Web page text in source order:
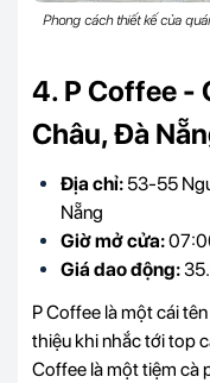
Phong cách thiết kế của
4. P Coffee -
Châu, Đà
Địa chỉ: 53-55
Nẵng
Giờ mở cửa:
Giá dao động:
P Coffee là một cái
thiệu khi nhắc tới top
Coffee là một tiệm cà